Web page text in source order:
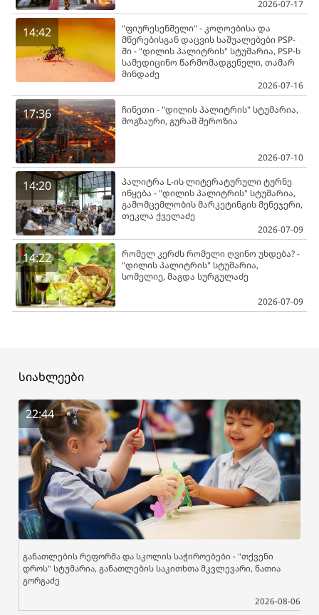
2026-07-17
14:42
"ფიურესენშელი" - კოღოებისა და
მწერებისგან დაცვის საშუალებები PSP-
ში - "დილის პალიტრის" სტუმარია, PSP-ს
სამედიცინო წარმომადგენელი, თამარ
მინდაძე
2026-07-16
17:36
ჩინეთი - "დილის პალიტრის" სტუმარია,
მოგზაური, გურამ შეროზია
2026-07-10
14:20
პალიტრა L-ის ლიტერატურული ტურნე
იწყება - "დილის პალიტრის" სტუმარია,
გამომცემლობის მარკეტინგის მენეჯერი,
თეკლა ქველაძე
2026-07-09
14:22
რომელ კერძს რომელი ღვინო უხდება? -
"დილის პალიტრის" სტუმარია,
სომელიე, მაგდა სურგულაძე
2026-07-09
სიახლეები
22:44
განათლების რეფორმა და სკოლის საჭიროებები - "თქვენი
დროს" სტუმარია, განათლების საკითხთა მკვლევარი, ნათია
გორგაძე
2026-08-06